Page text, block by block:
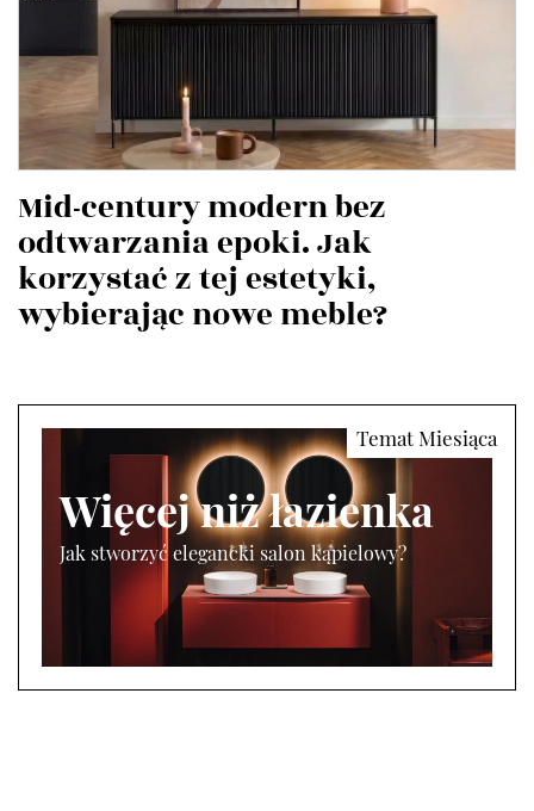
Mid-century modern bez
odtwarzania epoki. Jak
korzystać z tej estetyki,
wybierając nowe meble?
Więcej niż łazienka
Jak stworzyć elegancki salon kąpielowy?